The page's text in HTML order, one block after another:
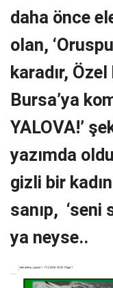
daha önce
olan,
karadır,
Bursa’ya
YALOVA!’
yazımda
gizli bir
sanıp, ‘seni
ya neyse..